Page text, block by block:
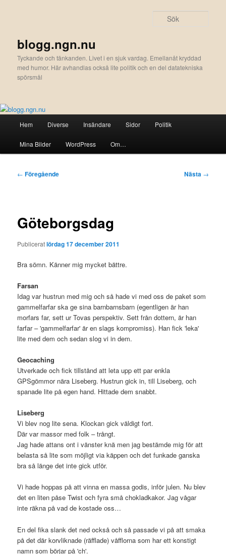
blogg.ngn.nu
Tyckande och tänkanden. Livet i en sjuk vardag. Emellanåt kryddad
med humor. Här avhandlas också lite politik och en del datatekniska
spörsmål
Hem Diverse Insändare Sidor Politik
Mina Bilder WordPress Om…
Inläggsnavigering
← Föregående Nästa →
Göteborgsdag
Publiceratlördag 17 december 2011
Bra sömn. Känner mig mycket bättre.
Farsan
Idag var hustrun med mig och så hade vi med oss de paket som
gammelfarfar ska ge sina barnbarnsbarn (egentligen är han
morfars far, sett ur Tovas perspektiv. Sett från dottern, är han
farfar – 'gammelfarfar' är en slags kompromiss). Han fick 'leka'
lite med dem och sedan slog vi in dem.
Geocaching
Utverkade och fick tillstånd att leta upp ett par enkla
GPSgömmor nära Liseberg. Hustrun gick in, till Liseberg, och
spanade lite på egen hand. Hittade dem snabbt.
Liseberg
Vi blev nog lite sena. Klockan gick väldigt fort.
Där var massor med folk – trångt.
Jag hade attans ont i vänster knä men jag bestämde mig för att
belasta så lite som möjligt via käppen och det funkade ganska
bra så länge det inte gick utför.
Vi hade hoppas på att vinna en massa godis, inför julen. Nu blev
det en liten påse Twist och fyra små chokladkakor. Jag vågar
inte räkna på vad de kostade oss…
En del fika slank det ned också och så passade vi på att smaka
på det där korvliknade (räfflade) våfflorna som har ett konstigt
namn som börjar på 'ch'.